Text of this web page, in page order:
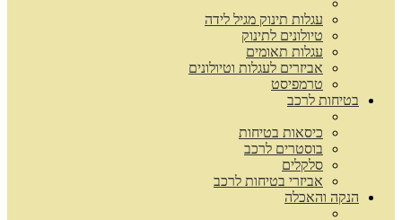
עגלות תינוק מגיל לידה
טיולונים לתינוק
עגלות תאומים
אביזרים לעגלות וטיולונים
טרמפיסט
בטיחות לרכב
כיסאות בטיחות
בוסטרים לרכב
סלקלים
אביזרי בטיחות לרכב
הנקה והאכלה